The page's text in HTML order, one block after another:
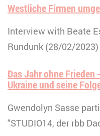
Westliche Firmen
Interview with Beate
Rundunk (28/02/2023)
Das Jahr ohne
Ukraine und seine
Gwendolyn Sasse
"STUDIO14, der rbb